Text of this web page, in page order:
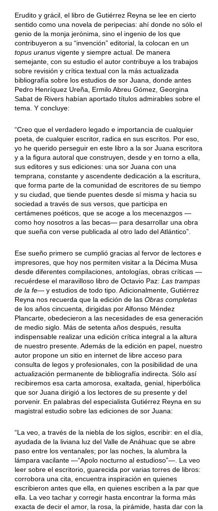
Erudito y grácil, el libro de Gutiérrez Reyna se lee en cierto
sentido como una novela de peripecias: ahí donde no sólo el
genio de la monja jerónima, sino el ingenio de los que
contribuyeron a su “invención” editorial, la colocan en un
topus uranusvigente y siempre actual. De manera
semejante, con su estudio el autor contribuye a los trabajos
sobre revisión y crítica textual con la más actualizada
bibliografía sobre los estudios de sor Juana, donde antes
Pedro Henríquez Ureña, Ermilo Abreu Gómez, Georgina
Sabat de Rivers habían aportado títulos admirables sobre el
tema. Y concluye:
“Creo que el verdadero legado e importancia de cualquier
poeta, de cualquier escritor, radica en sus escritos. Por eso,
yo he querido perseguir en este libro a la sor Juana escritora
y a la figura autoral que construyen, desde y en torno a ella,
sus editores y sus ediciones: una sor Juana con una
temprana, constante y ascendente dedicación a la escritura,
que forma parte de la comunidad de escritores de su tiempo
y su ciudad, que tiende puentes desde sí misma y hacia su
sociedad a través de sus versos, que participa en
certámenes poéticos, que se acoge a los mecenazgos —
como hoy nosotros a las becas— para desarrollar una obra
que sueña con verse publicada al otro lado del Atlántico”.
Ese sueño primero se cumplió gracias al fervor de lectores e
impresores, que hoy nos permiten visitar a la Décima Musa
desde diferentes compilaciones, antologías, obras críticas —
recuérdese el maravilloso libro de Octavio Paz: Las trampas
de la fe— y estudios de todo tipo. Adicionalmente, Gutiérrez
Reyna nos recuerda que la edición de las Obras completas
de los años cincuenta, dirigidas por Alfonso Méndez
Plancarte, obedecieron a las necesidades de esa generación
de medio siglo. Más de setenta años después, resulta
indispensable realizar una edición crítica integral a la altura
de nuestro presente. Además de la edición en papel, nuestro
autor propone un sitio en internet de libre acceso para
consulta de legos y profesionales, con la posibilidad de una
actualización permanente de bibliografía indirecta. Sólo así
recibiremos esa carta amorosa, exaltada, genial, hiperbólica
que sor Juana dirigió a los lectores de su presente y del
porvenir. En palabras del especialista Gutiérrez Reyna en su
magistral estudio sobre las ediciones de sor Juana:
“La veo, a través de la niebla de los siglos, escribir: en el día,
ayudada de la liviana luz del Valle de Anáhuac que se abre
paso entre los ventanales; por las noches, la alumbra la
lámpara vacilante —“Apolo nocturno al estudioso”—. La veo
leer sobre el escritorio, guarecida por varias torres de libros:
corrobora una cita, encuentra inspiración en quienes
escribieron antes que ella, en quienes escriben a la par que
ella. La veo tachar y corregir hasta encontrar la forma más
exacta de decir el amor, la rosa, la pirámide, hasta dar con la